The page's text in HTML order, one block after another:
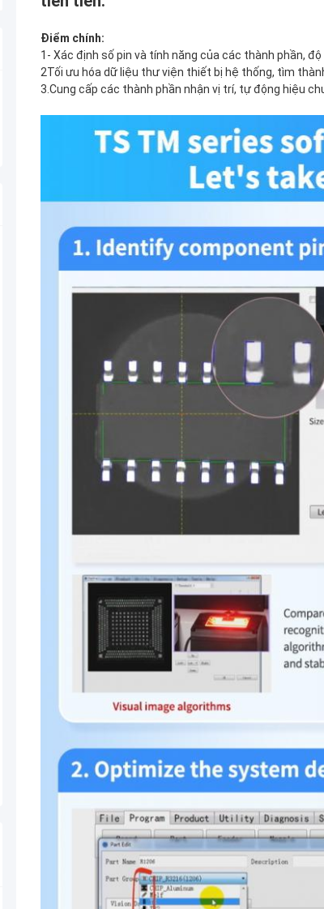
Điểm chính:
1- Xác định số pin và tính năng của các thành phần,
2Tối ưu hóa dữ liệu thư viện thiết bị hệ thống, tìm
3.Cung cấp các thành phần nhận vị trí, tự động hiệu